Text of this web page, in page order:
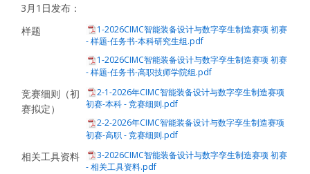
3月1日发布：
样题
1-2026CIMC智能装备设计与数字孪生制造赛项 初赛
- 样题-任务书-本科研究生组.pdf
1-2026CIMC智能装备设计与数字孪生制造赛项 初赛
- 样题-任务书-高职技师学院组.pdf
竞赛细则（初
赛拟定）
2-1-2026年CIMC智能装备设计与数字孪生制造赛项
初赛-本科 - 竞赛细则.pdf
2-2-2026年CIMC智能装备设计与数字孪生制造赛项
初赛-高职 - 竞赛细则.pdf
相关工具资料
3-2026CIMC智能装备设计与数字孪生制造赛项 初赛
- 相关工具资料.pdf